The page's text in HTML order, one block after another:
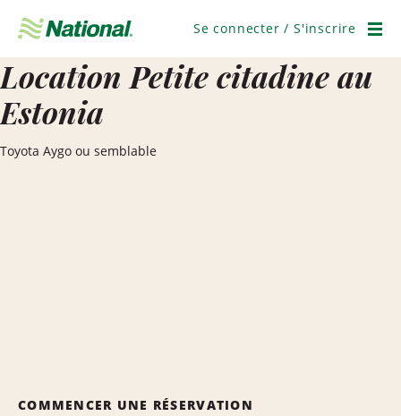
navigation
Se connecter / S'inscrire
Location Petite citadine au
Estonia
Toyota Aygo ou semblable
COMMENCER UNE RÉSERVATION